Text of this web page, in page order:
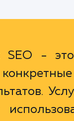
- это